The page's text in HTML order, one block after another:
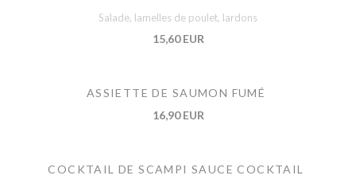
Salade, lamelles de poulet, lardons
15,60 EUR
ASSIETTE DE SAUMON FUMÉ
16,90 EUR
COCKTAIL DE SCAMPI SAUCE COCKTAIL